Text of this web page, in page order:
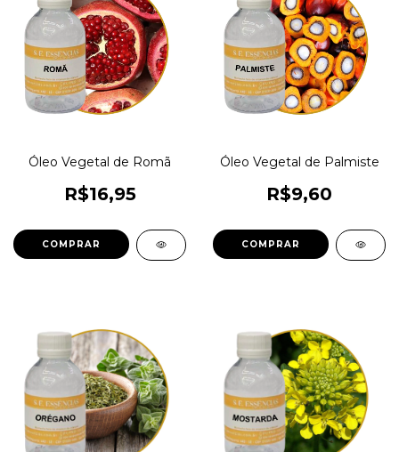
Óleo Vegetal de Romã
R$16,95
COMPRAR
Óleo Vegetal de Palmiste
R$9,60
COMPRAR